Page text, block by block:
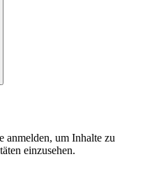
anmelden, um Inhalte zu
einzusehen.